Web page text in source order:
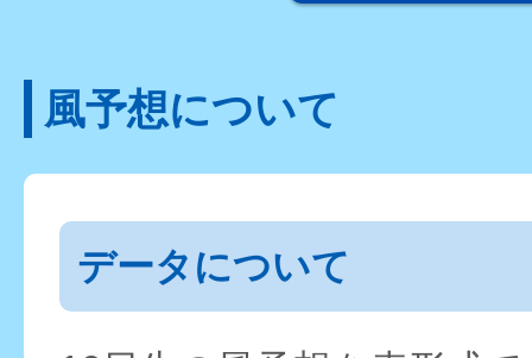
風予想について
データについて